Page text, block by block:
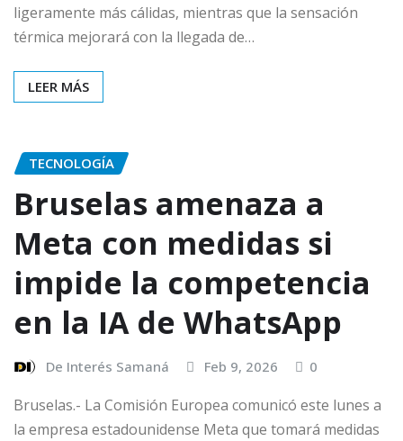
ligeramente más cálidas, mientras que la sensación
térmica mejorará con la llegada de…
LEER MÁS
TECNOLOGÍA
Bruselas amenaza a
Meta con medidas si
impide la competencia
en la IA de WhatsApp
De Interés Samaná Feb 9, 2026 0
Bruselas.- La Comisión Europea comunicó este lunes a
la empresa estadounidense Meta que tomará medidas